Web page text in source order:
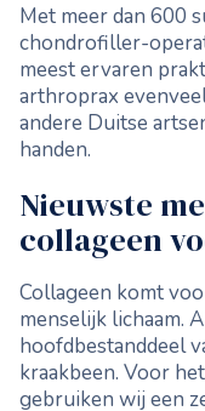
Met meer dan 600
chondrofiller-
meest ervaren
arthroprax
andere Duitse
handen.
Nieuwste
collageen
Collageen komt
menselijk lichaam.
hoofdbestanddeel
kraakbeen. Voor
gebruiken wij een